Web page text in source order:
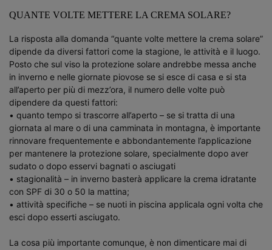
QUANTE VOLTE METTERE LA CREMA SOLARE?​
La risposta alla domanda “quante volte mettere la crema solare”
dipende da diversi fattori come la stagione, le attività e il luogo.
Posto che sul viso la protezione solare andrebbe messa anche
in inverno e nelle giornate piovose se si esce di casa e si sta
all’aperto per più di mezz’ora, il numero delle volte può
dipendere da questi fattori:​
​ • quanto tempo si trascorre all’aperto – se si tratta di una
giornata al mare o di una camminata in montagna, è importante
rinnovare frequentemente e abbondantemente l’applicazione
per mantenere la protezione solare, specialmente dopo aver
sudato o dopo esservi bagnati o asciugati​
• stagionalità – in inverno basterà applicare la crema idratante
con SPF di 30 o 50 la mattina;​
• attività specifiche – se nuoti in piscina applicala ogni volta che
esci dopo esserti asciugato.​
​ La cosa più importante comunque, è non dimenticare mai di